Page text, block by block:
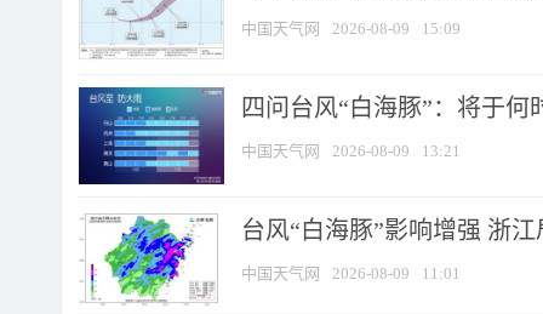
中国天气网 2026-08-09 15:09
四问台风“白海豚”：将于
中国天气网 2026-08-09 13:21
台风“白海豚”影响增强 浙
中国天气网 2026-08-09 11:01